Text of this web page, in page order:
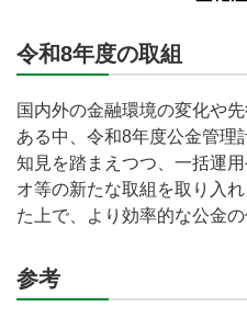
令和8年度の取組
国内外の金融環境の変化や
ある中、令和8年度公金管理
知見を踏まえつつ、一括運
オ等の新たな取組を取り入
た上で、より効率的な公金
参考